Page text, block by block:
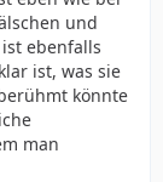
und
ebenfalls
ist, was sie
könnte
man